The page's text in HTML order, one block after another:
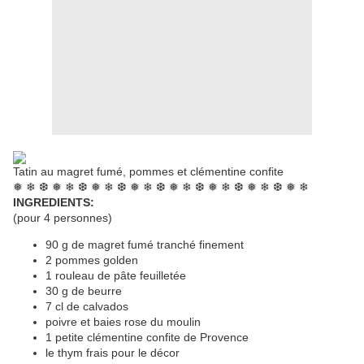
Tatin au magret fumé, pommes et clémentine confite
❅ ❄ ❆ ❅ ❄ ❆ ❅ ❄ ❆ ❅ ❄ ❆ ❅ ❄ ❆ ❅ ❄ ❆ ❅ ❄ ❆ ❅ ❄
INGREDIENTS:
(pour 4 personnes)
90 g de magret fumé tranché finement
2 pommes golden
1 rouleau de pâte feuilletée
30 g de beurre
7 cl de calvados
poivre et baies rose du moulin
1 petite clémentine confite de Provence
le thym frais pour le décor